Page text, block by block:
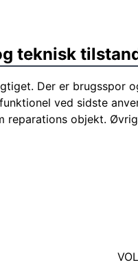
teknisk
Der er brugsspor
ved sidste
reparations objekt.